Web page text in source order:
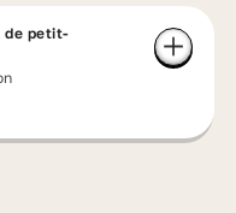
de petit-